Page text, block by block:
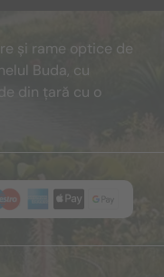
și rame optice de
Buda, cu
din țară cu o